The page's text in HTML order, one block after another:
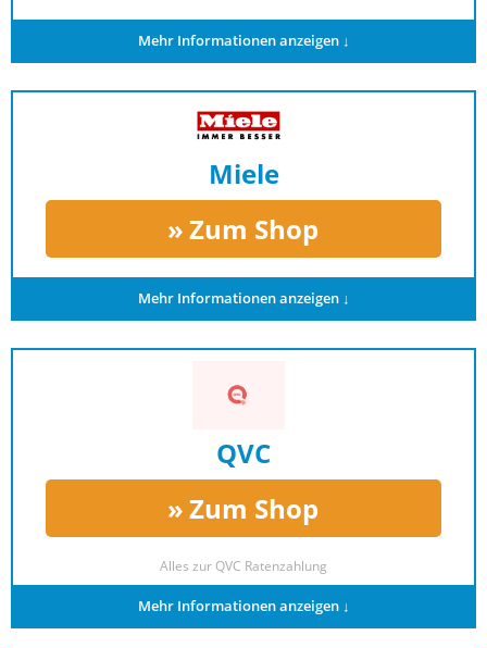
Mehr Informationen anzeigen ↓
Miele
Zum Shop
Mehr Informationen anzeigen ↓
QVC
Zum Shop
Alles zur QVC Ratenzahlung
Mehr Informationen anzeigen ↓